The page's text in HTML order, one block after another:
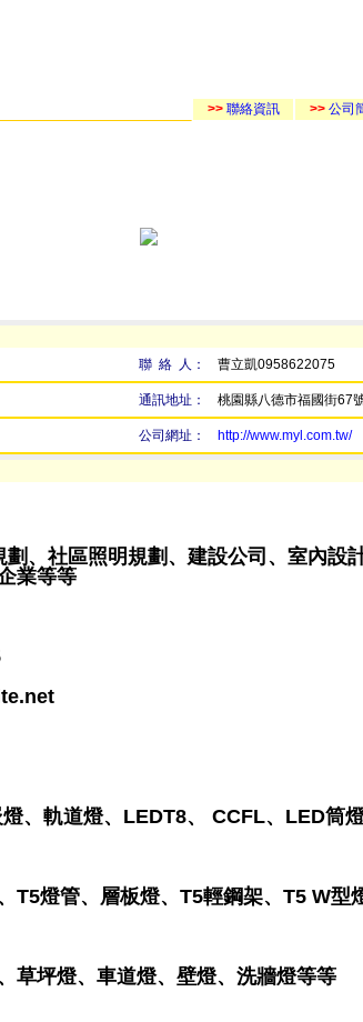
>>聯絡資訊 >>公司
聯 絡 人： 曹立凱0958622075
通訊地址： 桃園縣八德市福國街67
公司網址： http://www.myl.com.tw/
、社區照明規劃、建設公司、室內設
業等等
、軌道燈、LEDT8、 CCFL、LED筒
T5燈管、層板燈、T5輕鋼架、T5 W型
草坪燈、車道燈、壁燈、洗牆燈等等